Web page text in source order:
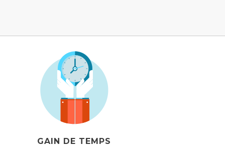
GAIN DE TEMPS